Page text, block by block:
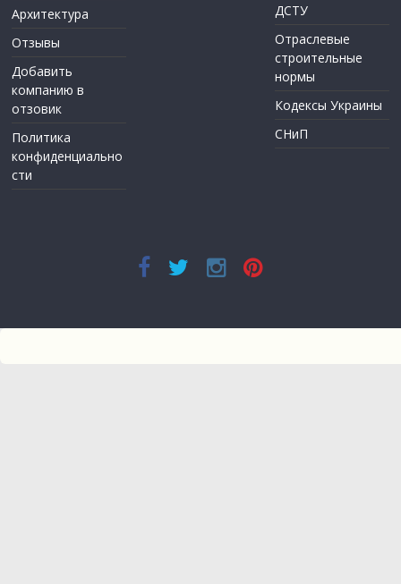
Архитектура
Отзывы
Добавить
компанию в
отзовик
Политика
конфиденциально
сти
ДСТУ
Отраслевые
строительные
нормы
Кодексы Украины
СНиП